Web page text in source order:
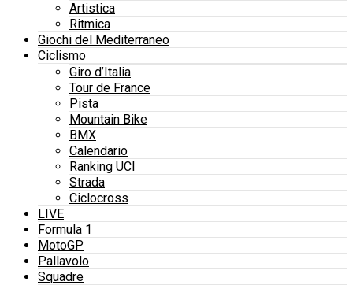
Artistica
Ritmica
Giochi del Mediterraneo
Ciclismo
Giro d’Italia
Tour de France
Pista
Mountain Bike
BMX
Calendario
Ranking UCI
Strada
Ciclocross
LIVE
Formula 1
MotoGP
Pallavolo
Squadre